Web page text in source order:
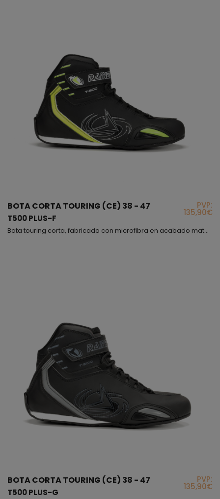
BOTA CORTA TOURING (CE) 38 - 47
T500 PLUS-F
PVP:
135,90€
Bota touring corta, fabricada con microfibra en acabado mate, muy cómoda y flexible, además interiormente hemos puesto un forro de panal 3D para obtener una buena transpiración, este modelo es incluso más cómodo que un deportivo, con la diferencia de que el modelo T-500 PLUS cumple con la normativa vigente para proteger tu pie, lo hemos fabricado en varios colores, en todos predomina el color negro, el cierre es mediante cordones con sistema de bloqueo y correa de velcr...
BOTA CORTA TOURING (CE) 38 - 47
T500 PLUS-G
PVP:
135,90€